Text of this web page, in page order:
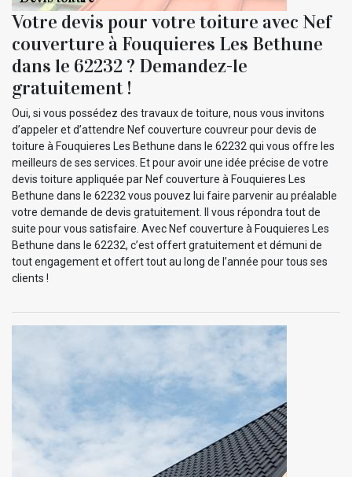
Votre devis pour votre toiture avec Nef
couverture à Fouquieres Les Bethune
dans le 62232 ? Demandez-le
gratuitement !
Oui, si vous possédez des travaux de toiture, nous vous invitons
d’appeler et d’attendre Nef couverture couvreur pour devis de
toiture à Fouquieres Les Bethune dans le 62232 qui vous offre les
meilleurs de ses services. Et pour avoir une idée précise de votre
devis toiture appliquée par Nef couverture à Fouquieres Les
Bethune dans le 62232 vous pouvez lui faire parvenir au préalable
votre demande de devis gratuitement. Il vous répondra tout de
suite pour vous satisfaire. Avec Nef couverture à Fouquieres Les
Bethune dans le 62232, c’est offert gratuitement et démuni de
tout engagement et offert tout au long de l’année pour tous ses
clients !